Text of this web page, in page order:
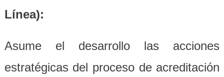
Línea):
Asume el desarrollo las acciones
estratégicas del proceso de acreditación